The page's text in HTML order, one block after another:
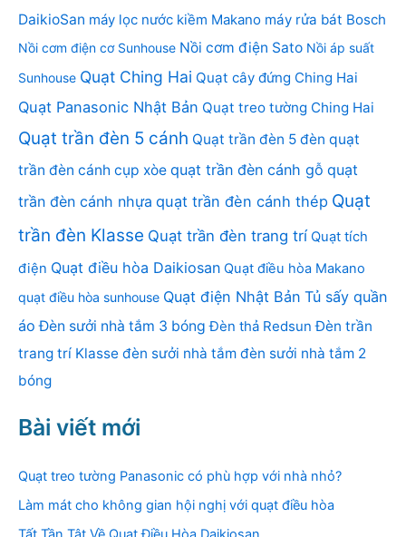
DaikioSan máy lọc nước kiềm Makano máy rửa bát Bosch
Nồi cơm điện cơ Sunhouse Nồi cơm điện Sato Nồi áp suất
Sunhouse Quạt Ching Hai Quạt cây đứng Ching Hai
Quạt Panasonic Nhật Bản Quạt treo tường Ching Hai
Quạt trần đèn 5 cánh Quạt trần đèn 5 đèn quạt
trần đèn cánh cụp xòe quạt trần đèn cánh gỗ quạt
trần đèn cánh nhựa quạt trần đèn cánh thép Quạt
trần đèn Klasse Quạt trần đèn trang trí Quạt tích
điện Quạt điều hòa Daikiosan Quạt điều hòa Makano
quạt điều hòa sunhouse Quạt điện Nhật Bản Tủ sấy quần
áo Đèn sưởi nhà tắm 3 bóng Đèn thả Redsun Đèn trần
trang trí Klasse đèn sưởi nhà tắm đèn sưởi nhà tắm 2
bóng
Bài viết mới
Quạt treo tường Panasonic có phù hợp với nhà nhỏ?
Làm mát cho không gian hội nghị với quạt điều hòa